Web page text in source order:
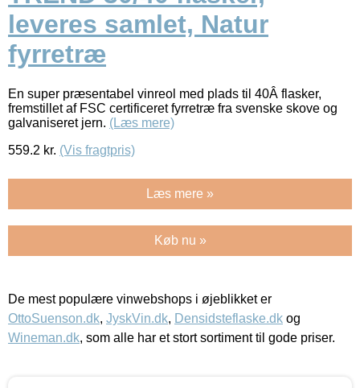
leveres samlet, Natur
fyrretræ
En super præsentabel vinreol med plads til 40Â flasker,
fremstillet af FSC certificeret fyrretræ fra svenske skove og
galvaniseret jern. (Læs mere)
559.2 kr. (Vis fragtpris)
Læs mere »
Køb nu »
De mest populære vinwebshops i øjeblikket er
OttoSuenson.dk, JyskVin.dk, Densidsteflaske.dk og
Wineman.dk, som alle har et stort sortiment til gode priser.